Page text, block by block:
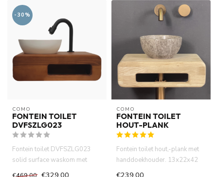
-30%
COMO
FONTEIN TOILET
DVFSZLG023
Fontein toilet DVFSZLG023
solid surface waskom met
massieve houten planchet .40
COMO
FONTEIN TOILET
HOUT-PLANK
Fontein toilet hout,-plank met
handdoekhouder. 13x22x42
cm. Zonder kraangaat zoa...